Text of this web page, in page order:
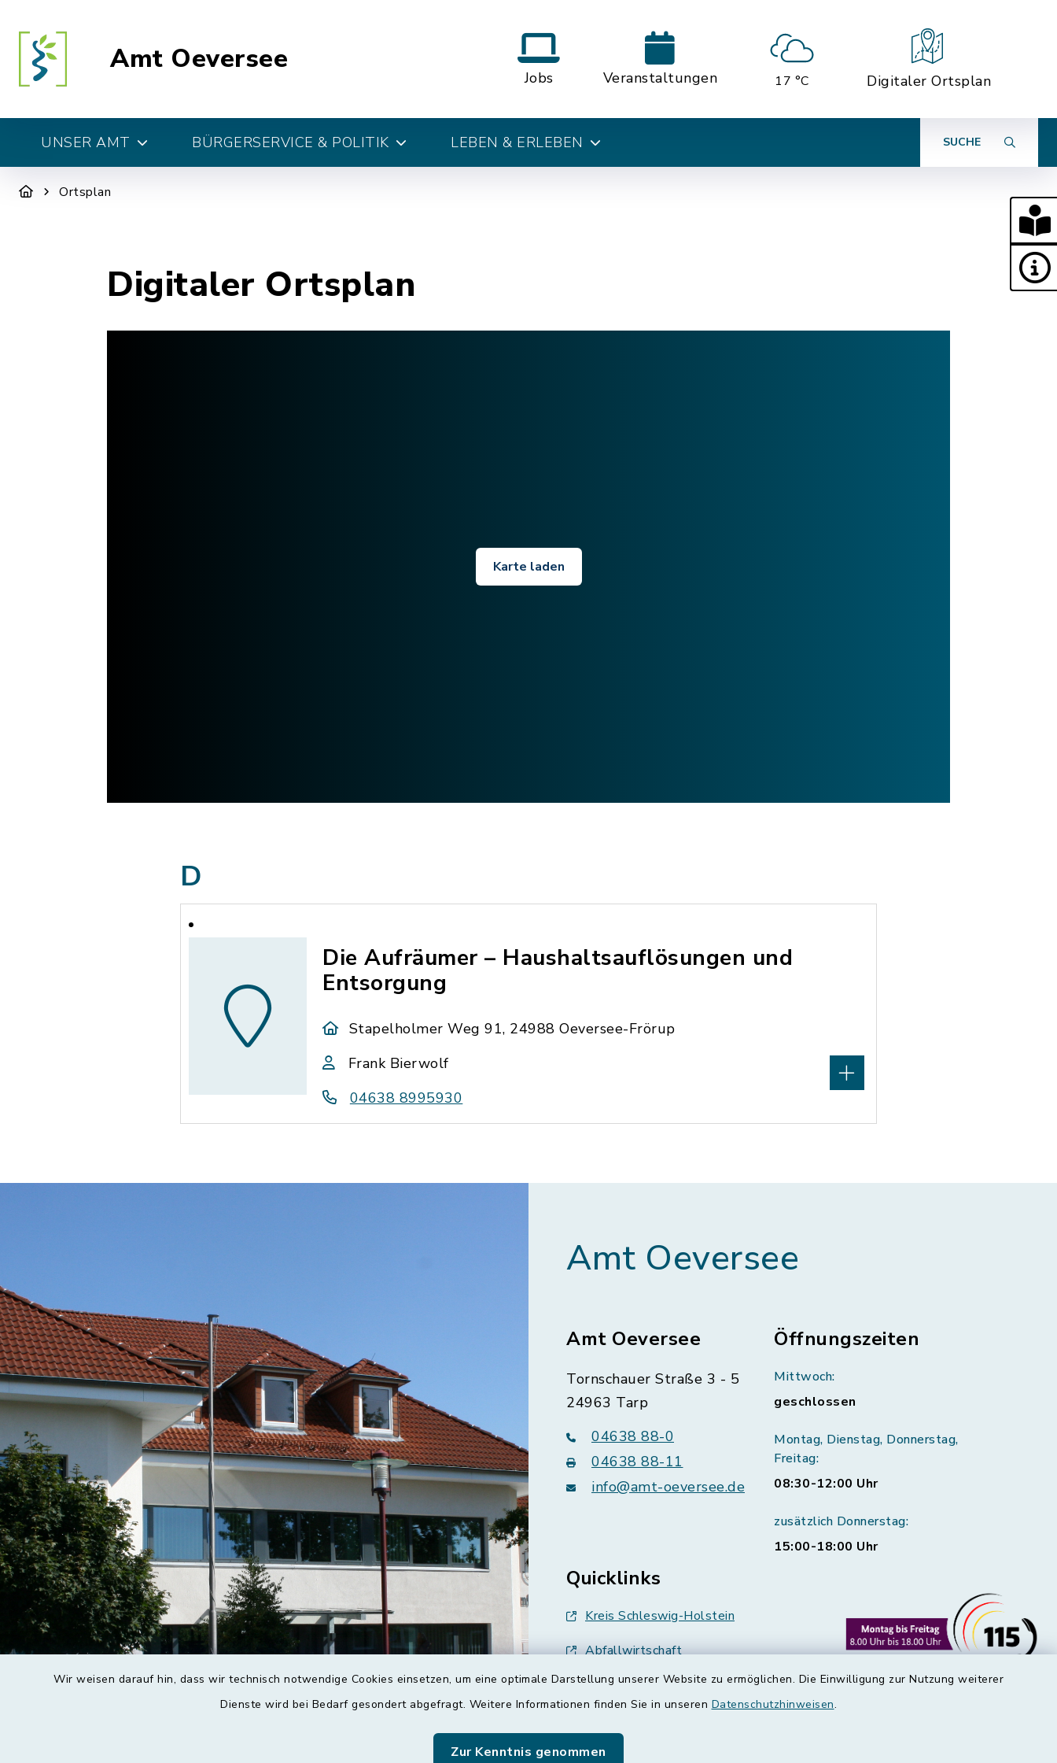
Wir weisen darauf hin, dass wir technisch notwendige Cookies einsetzen, um eine optimale Darstellung unserer Website zu ermöglichen. Die Einwilligung zur Nutzung weiterer
Dienste wird bei Bedarf gesondert abgefragt. Weitere Informationen finden Sie in unseren Datenschutzhinweisen.
Zur Kenntnis genommen
Amt Oeversee
Jobs Veranstaltungen 17 °C Digitaler Ortsplan
UNSER AMT BÜRGERSERVICE & POLITIK LEBEN & ERLEBEN SUCHE
Ortsplan
Digitaler Ortsplan
Karte laden
D
Die Aufräumer – Haushaltsauflösungen und
Entsorgung
Stapelholmer Weg 91, 24988 Oeversee-Frörup
Frank Bierwolf
04638 8995930
Amt Oeversee
Amt Oeversee
Tornschauer Straße 3 - 5
24963 Tarp
04638 88-0
04638 88-11
info@amt-oeversee.de
Öffnungszeiten
Mittwoch:
geschlossen
Montag, Dienstag, Donnerstag,
Freitag:
08:30-12:00 Uhr
zusätzlich Donnerstag:
15:00-18:00 Uhr
Quicklinks
Kreis Schleswig-Holstein
Abfallwirtschaft
Grünes Binnenland
Schulverband Sieverstedt